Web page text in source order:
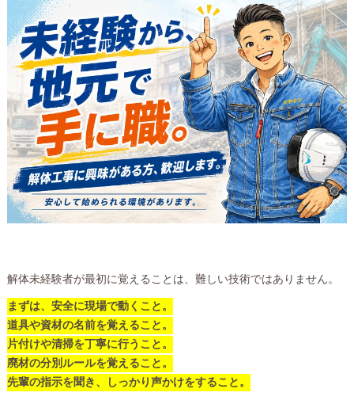
解体未経験者が最初に覚えることは、難しい技術ではありません。
まずは、安全に現場で動くこと。
道具や資材の名前を覚えること。
片付けや清掃を丁寧に行うこと。
廃材の分別ルールを覚えること。
先輩の指示を聞き、しっかり声かけをすること。